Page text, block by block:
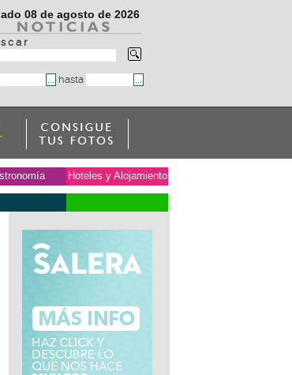
08 de agosto de 2026
c a r
hasta
Hoteles y Alojamiento